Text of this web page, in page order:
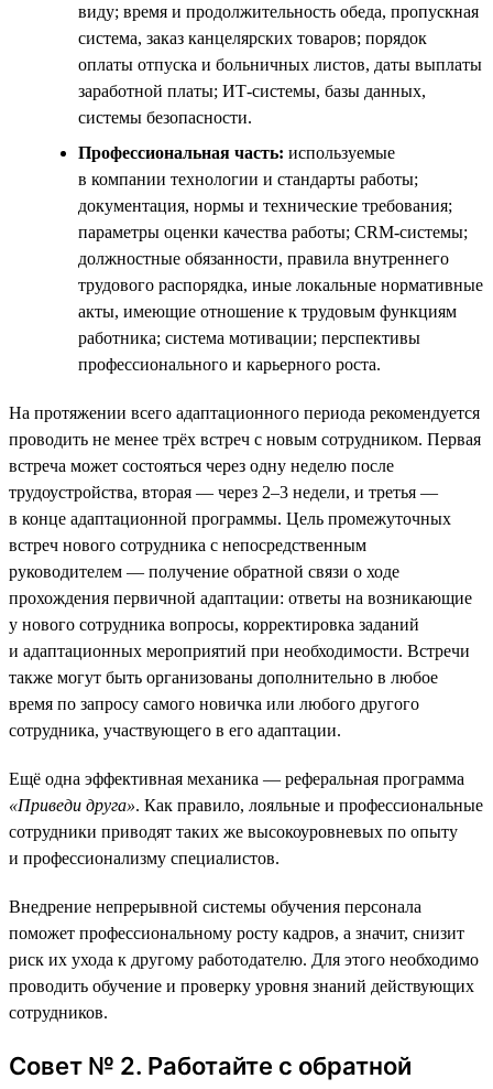
виду; время и продолжительность обеда, пропускная
система, заказ канцелярских товаров; порядок
оплаты отпуска и больничных листов, даты выплаты
заработной платы; ИТ-системы, базы данных,
системы безопасности.
Профессиональная часть: используемые
в компании технологии и стандарты работы;
документация, нормы и технические требования;
параметры оценки качества работы; CRM-системы;
должностные обязанности, правила внутреннего
трудового распорядка, иные локальные нормативные
акты, имеющие отношение к трудовым функциям
работника; система мотивации; перспективы
профессионального и карьерного роста.
На протяжении всего адаптационного периода рекомендуется
проводить не менее трёх встреч с новым сотрудником. Первая
встреча может состояться через одну неделю после
трудоустройства, вторая — через 2–3 недели, и третья —
в конце адаптационной программы. Цель промежуточных
встреч нового сотрудника с непосредственным
руководителем — получение обратной связи о ходе
прохождения первичной адаптации: ответы на возникающие
у нового сотрудника вопросы, корректировка заданий
и адаптационных мероприятий при необходимости. Встречи
также могут быть организованы дополнительно в любое
время по запросу самого новичка или любого другого
сотрудника, участвующего в его адаптации.
Ещё одна эффективная механика — реферальная программа
«Приведи друга». Как правило, лояльные и профессиональные
сотрудники приводят таких же высокоуровневых по опыту
и профессионализму специалистов.
Внедрение непрерывной системы обучения персонала
поможет профессиональному росту кадров, а значит, снизит
риск их ухода к другому работодателю. Для этого необходимо
проводить обучение и проверку уровня знаний действующих
сотрудников.
Совет № 2. Работайте с обратной